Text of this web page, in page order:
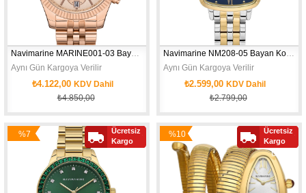
Navimarine MARINE001-03 Bayan Kol Saati
Aynı Gün Kargoya Verilir
₺4.122,00 KDV Dahil
₺4.850,00
Aynı Gün Kargoya Verilir
KASA ÇAPI: 29,5 MM - CİNSİYET:
₺2.599,00 KDV Dahil
₺2.799,00
%7
Ücretsiz
Kargo
%10
İndirim
Ücretsiz
Kargo
Yeni
Ürün